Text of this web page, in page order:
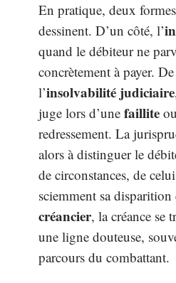
En pratique, deux
dessinent. D’un côté, l’
quand le débiteur ne
concrètement à payer.
l’insolvabilité judiciaire
juge lors d’une faillite
redressement. La
alors à distinguer le
de circonstances, de
sciemment sa
créancier, la créance se
une ligne douteuse,
parcours du combattant.